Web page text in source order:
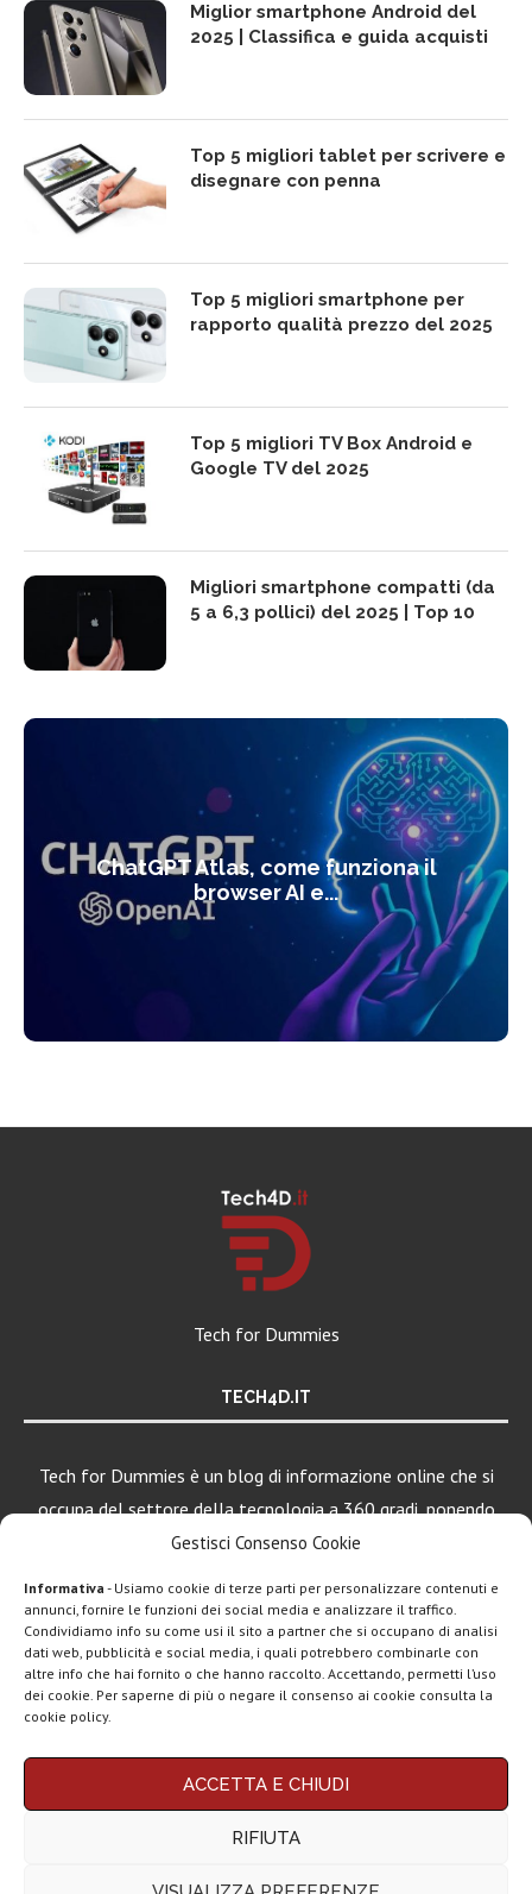
Gestisci Consenso Cookie
Informativa - Usiamo cookie di terze parti per personalizzare contenuti e
annunci, fornire le funzioni dei social media e analizzare il traffico.
Condividiamo info su come usi il sito a partner che si occupano di analisi
dati web, pubblicità e social media, i quali potrebbero combinarle con
altre info che hai fornito o che hanno raccolto. Accettando, permetti l’uso
dei cookie. Per saperne di più o negare il consenso ai cookie consulta la
cookie policy.
ACCETTA E CHIUDI
RIFIUTA
Miglior smartphone Android del
2025 | Classifica e guida acquisti
Top 5 migliori tablet per scrivere e
disegnare con penna
Top 5 migliori smartphone per
rapporto qualità prezzo del 2025
Top 5 migliori TV Box Android e
Google TV del 2025
Migliori smartphone compatti (da
5 a 6,3 pollici) del 2025 | Top 10
ChatGPT Atlas, come funziona il
browser AI e...
Tech for Dummies
TECH4D.IT
Tech for Dummies è un blog di informazione online che si
occupa del settore della tecnologia a 360 gradi, ponendo
una particolare attenzione al mondo Android, Apple e
Chi siamo Contatti Disclaimer Privacy policy
Questo blog non rappresenta una testata giornalistica in quanto viene aggiornato
LEGGI ANCHE
iQOO 15 Ultra